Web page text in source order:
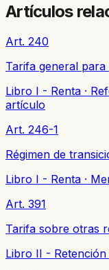
Artículos
Art. 240
Tarifa general
Libro I - Renta ·
artículo
Art. 246-1
Régimen de
Libro I - Renta ·
Art. 391
Tarifa sobre otras
Libro II - Retención